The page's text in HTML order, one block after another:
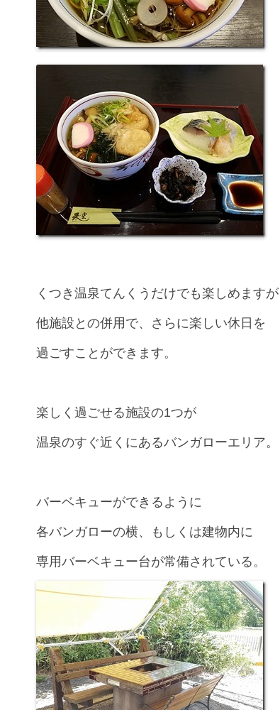
くつき温泉てんくうだけでも楽しめますが
他施設との併用で、さらに楽しい休日を
過ごすことができます。
楽しく過ごせる施設の1つが
温泉のすぐ近くにあるバンガローエリア。
バーベキューができるように
各バンガローの横、もしくは建物内に
専用バーベキュー台が常備されている。